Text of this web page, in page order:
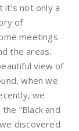
it’s not only a
of
meetings
the areas.
view of
when we
we
“Black and
discovered